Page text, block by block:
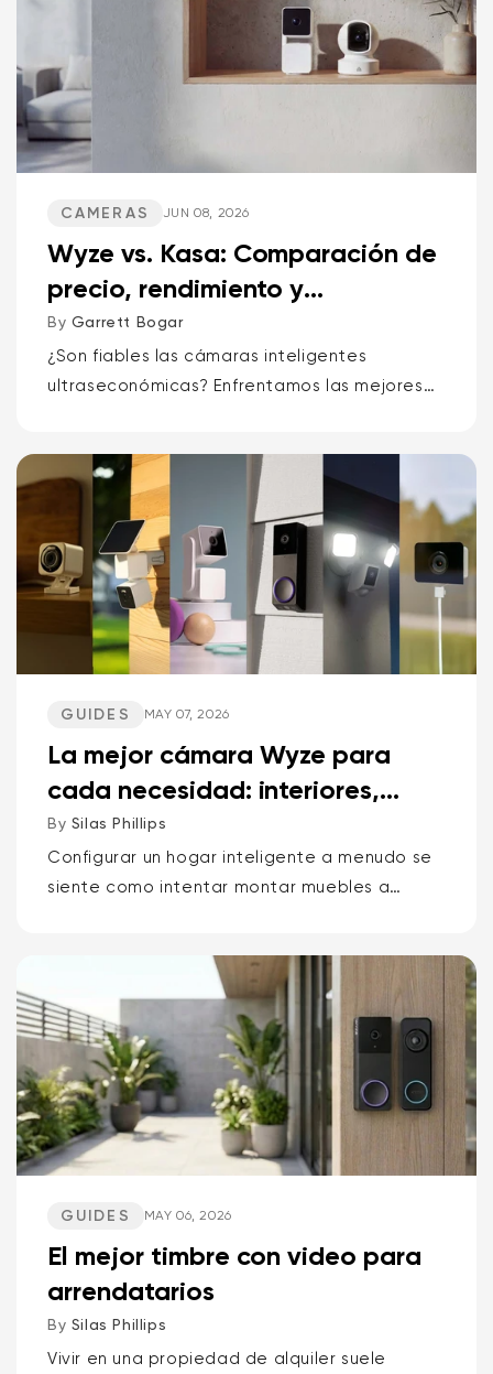
CAMERAS JUN 08, 2026
Wyze vs. Kasa: Comparación de
precio, rendimiento y
características
By Garrett Bogar
¿Son fiables las cámaras inteligentes
ultraseconómicas? Enfrentamos las mejores
Kasa. Alerta de spoiler: una marca...
GUIDES MAY 07, 2026
La mejor cámara Wyze para
cada necesidad: interiores,
exteriores, mascotas, p...
By Silas Phillips
Configurar un hogar inteligente a menudo se
siente como intentar montar muebles a
Wyze es la mejor para...
GUIDES MAY 06, 2026
El mejor timbre con video para
arrendatarios
By Silas Phillips
Vivir en una propiedad de alquiler suele